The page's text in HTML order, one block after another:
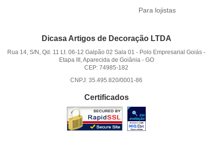
Para lojistas
Dicasa Artigos de Decoração LTDA
Rua 14, S/N, Qd. 11 Lt. 06-12 Galpão 02 Sala 01 - Polo Empresarial Goiás -
Etapa III, Aparecida de Goiânia- GO
CEP: 74985-182
CNPJ: 35.495.820/0001-86
Certificados